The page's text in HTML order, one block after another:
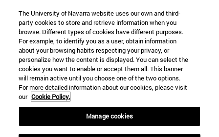
The University of Navarra website uses our own and third-
party cookies to store and retrieve information when you
browse. Different types of cookies have different purposes.
For example, to identify you as a user, obtain information
about your browsing habits respecting your privacy, or
personalize how the content is displayed. You can select the
cookies you want to enable or accept them all. This banner
will remain active until you choose one of the two options.
For more detailed information about our cookies, please visit
our Cookie Policy.
Manage cookies